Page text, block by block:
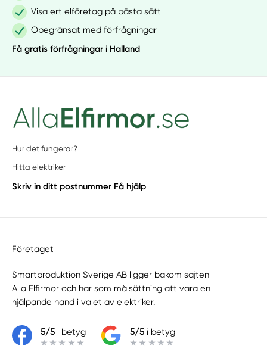
Visa ert elföretag på bästa sätt
Obegränsat med förfrågningar
Få gratis förfrågningar i Halland
Hur det fungerar?
Hitta elektriker
Skriv in ditt postnummer Få hjälp
Företaget
Smartproduktion Sverige AB ligger bakom sajten
Alla Elfirmor och har som målsättning att vara en
hjälpande hand i valet av elektriker.
5/5i betyg 5/5i betyg